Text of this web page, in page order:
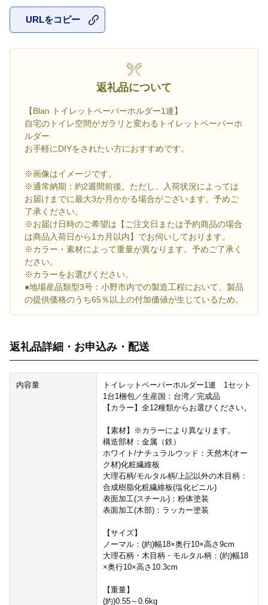
URLをコピー
返礼品について
【Blan トイレットペーパーホルダー1連】
自宅のトイレ空間がガラリと変わるトイレットペーパーホ
ルダー
お手軽にDIYをされたい方におすすめです。
※画像はイメージです。
※通常納期：約2週間前後。ただし、入荷状況によっては
お届けまでに最大3か月かかる場合がございます。予めご
了承ください。
※お届け日時のご希望は【ご注文日または予約商品の場合
は商品入荷日から1カ月以内】でお伺いしております。
※カラー・素材によって重量が異なります。予めご了承く
ださい。
※カラーをお選びください。
●地場産品類型3号：小野市内での製造工程において、製品
の提供価格のうち65％以上の付加価値が生じているため。
返礼品詳細・お申込み・配送
内容量
トイレットペーパーホルダー1連 1セット
1台1梱包／生産国：台湾／完成品
【カラー】全12種類からお選びください。
【素材】※カラーにより異なります。
構造部材：金属（鉄）
ホワイト/ナチュラルウッド：天然木(オー
ク材)化粧繊維板
大理石柄/モルタル柄/上記以外の木目柄：
合成樹脂化粧繊維板(塩化ビニル)
表面加工(スチール)：粉体塗装
表面加工(木部)：ラッカー塗装
【サイズ】
ノーマル：(約)幅18×奥行10×高さ9cm
大理石柄・木目柄・モルタル柄：(約)幅18
×奥行10×高さ10.3cm
【重量】
(約)0.55～0.6kg